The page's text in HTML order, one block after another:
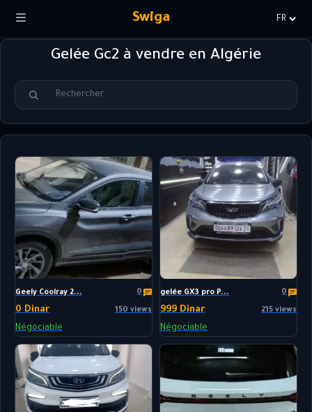
Swiga
la
Gelée Gc2 à vendre en Algérie
Geely Coolray 2... 0
0 Dinar 150 views
Négociable
gelée GX3 pro P... 0
999 Dinar 215 views
Négociable